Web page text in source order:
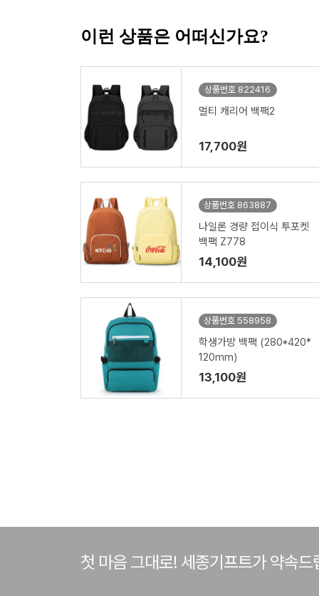
이런 상품은 어떠신가요?
상품번호 822416
멀티 캐리어 백팩2
17,700원
상품번호 863887
나일론 경량 접이식 투포켓
백팩 Z778
14,100원
상품번호 558958
학생가방 백팩 (280*420*
120mm)
13,100원
첫 마음 그대로! 세종기프트가 약속드